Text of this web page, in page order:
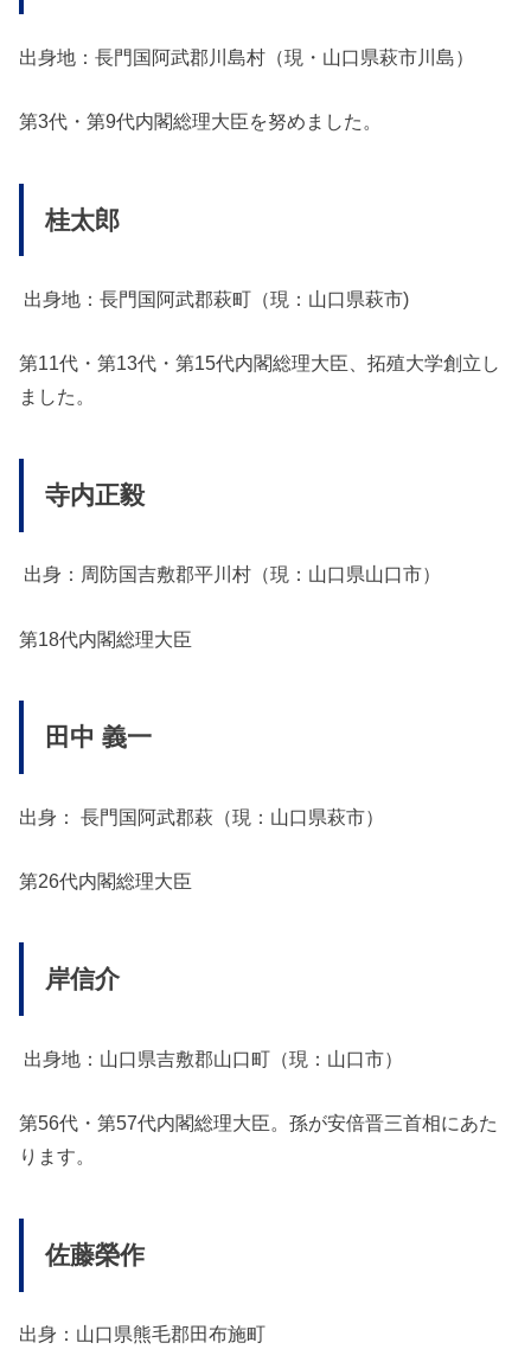
出身地：長門国阿武郡川島村（現・山口県萩市川島）
第3代・第9代内閣総理大臣を努めました。
桂太郎
出身地：長門国阿武郡萩町（現：山口県萩市)
第11代・第13代・第15代内閣総理大臣、拓殖大学創立し
ました。
寺内正毅
出身：周防国吉敷郡平川村（現：山口県山口市）
第18代内閣総理大臣
田中 義一
出身： 長門国阿武郡萩（現：山口県萩市）
第26代内閣総理大臣
岸信介
出身地：山口県吉敷郡山口町（現：山口市）
第56代・第57代内閣総理大臣。孫が安倍晋三首相にあた
ります。
佐藤榮作
出身：山口県熊毛郡田布施町